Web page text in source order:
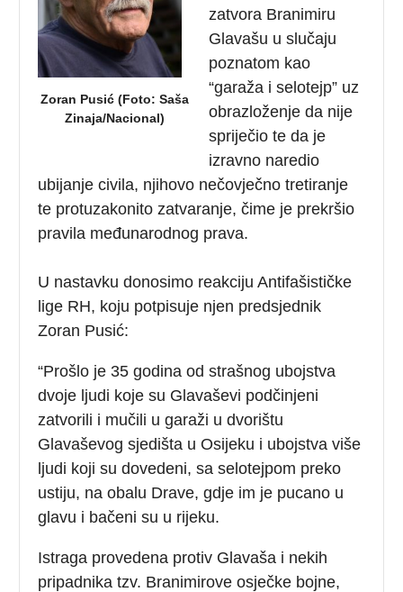
Zoran Pusić (Foto: Saša
Zinaja/Nacional)
zatvora Branimiru
Glavašu u slučaju
poznatom kao
“garaža i selotejp” uz
obrazloženje da nije
spriječio te da je
izravno naredio
ubijanje civila, njihovo nečovječno tretiranje
te protuzakonito zatvaranje, čime je prekršio
pravila međunarodnog prava.
U nastavku donosimo reakciju Antifašističke
lige RH, koju potpisuje njen predsjednik
Zoran Pusić:
“Prošlo je 35 godina od strašnog ubojstva
dvoje ljudi koje su Glavaševi podčinjeni
zatvorili i mučili u garaži u dvorištu
Glavaševog sjedišta u Osijeku i ubojstva više
ljudi koji su dovedeni, sa selotejpom preko
ustiju, na obalu Drave, gdje im je pucano u
glavu i bačeni su u rijeku.
Istraga provedena protiv Glavaša i nekih
pripadnika tzv. Branimirove osječke bojne,